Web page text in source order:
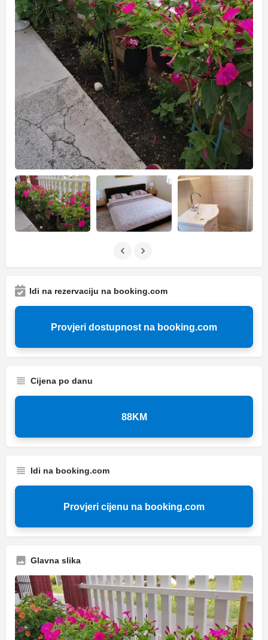
Idi na rezervaciju na booking.com
Provjeri dostupnost na booking.com
Cijena po danu
88KM
Idi na booking.com
Provjeri cijenu na booking.com
Glavna slika